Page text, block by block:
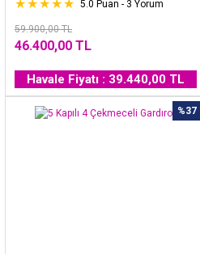
5.0 Puan - 3 Yorum
59.900,00 TL
46.400,00 TL
Havale Fiyatı : 39.440,00 TL
%37